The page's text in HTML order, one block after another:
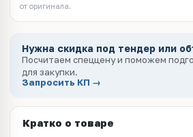
от оригинала.
Нужна скидка под тендер или
Посчитаем спеццену и поможем
для закупки.
Запросить КП →
Кратко о товаре